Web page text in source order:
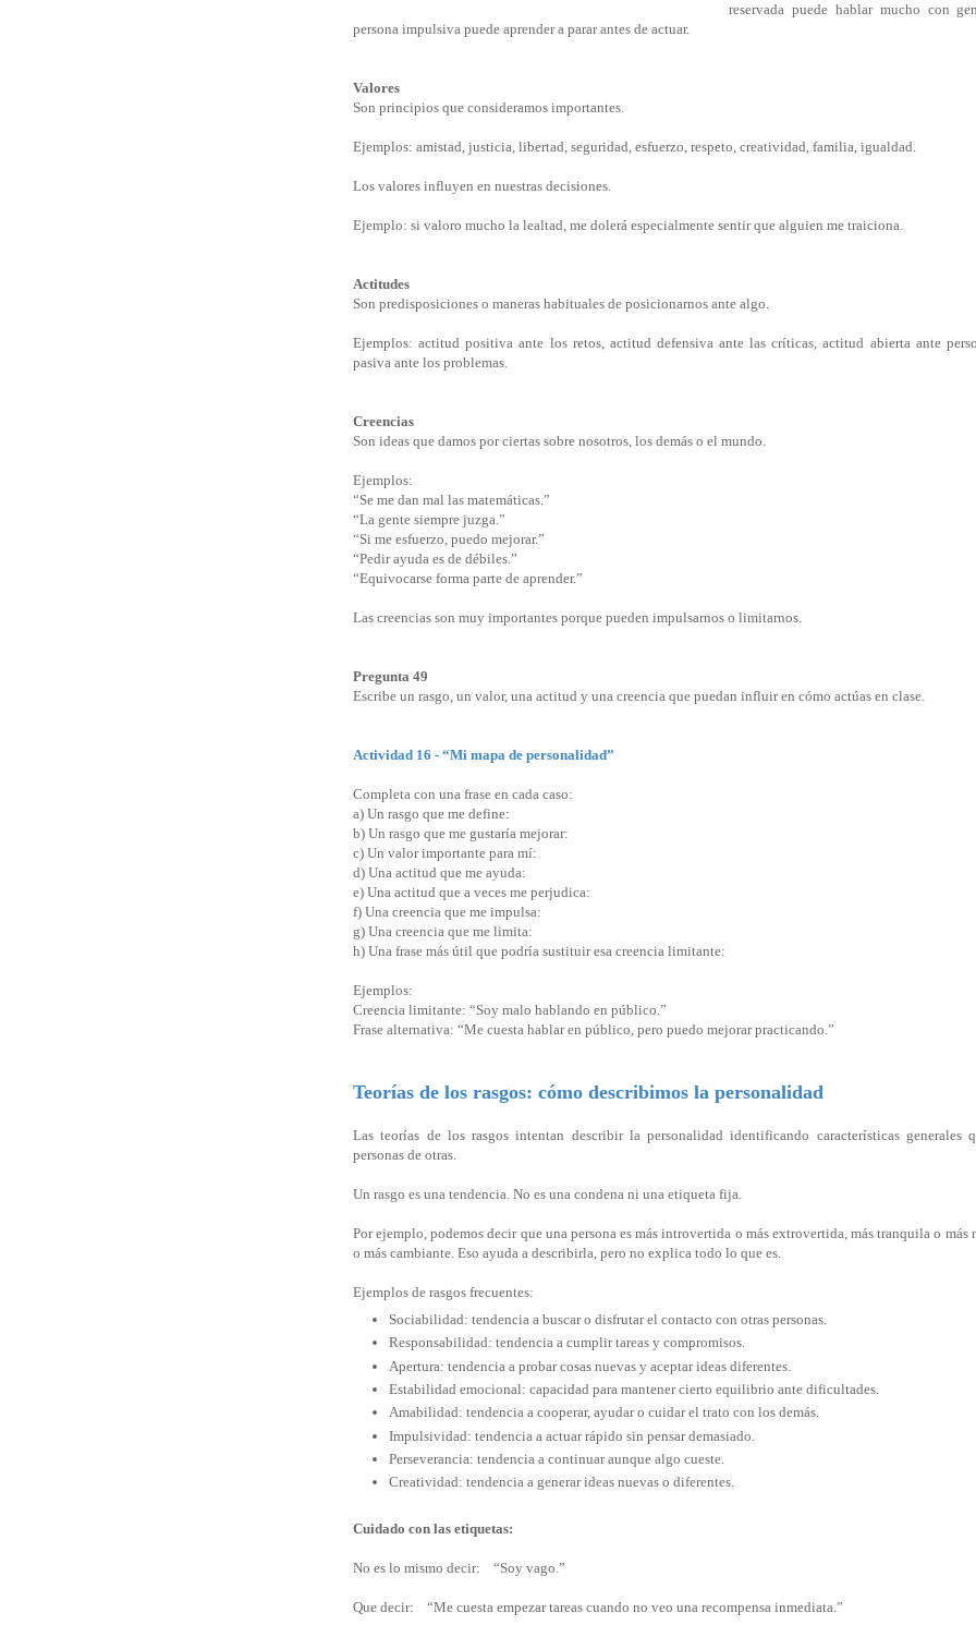
reservada puede hablar mucho con
persona impulsiva puede aprender a parar antes de actuar.
Valores
Son principios que consideramos importantes.
Ejemplos: amistad, justicia, libertad, seguridad, esfuerzo, respeto, creatividad, familia, igualdad.
Los valores influyen en nuestras decisiones.
Ejemplo: si valoro mucho la lealtad, me dolerá especialmente sentir que alguien me traiciona.
Actitudes
Son predisposiciones o maneras habituales de posicionarnos ante algo.
Ejemplos: actitud positiva ante los retos, actitud defensiva ante las críticas, actitud abierta ante
pasiva ante los problemas.
Creencias
Son ideas que damos por ciertas sobre nosotros, los demás o el mundo.
Ejemplos:
“Se me dan mal las matemáticas.”
“La gente siempre juzga.”
“Si me esfuerzo, puedo mejorar.”
“Pedir ayuda es de débiles.”
“Equivocarse forma parte de aprender.”
Las creencias son muy importantes porque pueden impulsarnos o limitarnos.
Pregunta 49
Escribe un rasgo, un valor, una actitud y una creencia que puedan influir en cómo actúas en clase.
Actividad 16 - “Mi mapa de personalidad”
Completa con una frase en cada caso:
a) Un rasgo que me define:
b) Un rasgo que me gustaría mejorar:
c) Un valor importante para mí:
d) Una actitud que me ayuda:
e) Una actitud que a veces me perjudica:
f) Una creencia que me impulsa:
g) Una creencia que me limita:
h) Una frase más útil que podría sustituir esa creencia limitante:
Ejemplos:
Creencia limitante: “Soy malo hablando en público.”
Frase alternativa: “Me cuesta hablar en público, pero puedo mejorar practicando.”
Teorías de los rasgos: cómo describimos la personalidad
Las teorías de los rasgos intentan describir la personalidad identificando características generales
personas de otras.
Un rasgo es una tendencia. No es una condena ni una etiqueta fija.
Por ejemplo, podemos decir que una persona es más introvertida o más extrovertida, más tranquila o más
o más cambiante. Eso ayuda a describirla, pero no explica todo lo que es.
Ejemplos de rasgos frecuentes:
Sociabilidad: tendencia a buscar o disfrutar el contacto con otras personas.
Responsabilidad: tendencia a cumplir tareas y compromisos.
Apertura: tendencia a probar cosas nuevas y aceptar ideas diferentes.
Estabilidad emocional: capacidad para mantener cierto equilibrio ante dificultades.
Amabilidad: tendencia a cooperar, ayudar o cuidar el trato con los demás.
Impulsividad: tendencia a actuar rápido sin pensar demasiado.
Perseverancia: tendencia a continuar aunque algo cueste.
Creatividad: tendencia a generar ideas nuevas o diferentes.
Cuidado con las etiquetas:
No es lo mismo decir: “Soy vago.”
Que decir: “Me cuesta empezar tareas cuando no veo una recompensa inmediata.”